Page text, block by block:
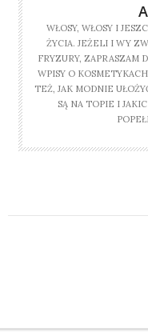
WŁOSY, WŁOSY I
ŻYCIA. JEŻELI I WY
FRYZURY, ZAPRASZAM
WPISY O
TEŻ, JAK MODNIE
SĄ NA TOPIE I